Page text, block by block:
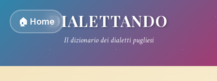
🏠 HomeDIALETTANDO
Il dizionario dei dialetti pugliesi